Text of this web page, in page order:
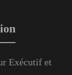
Exécutif et